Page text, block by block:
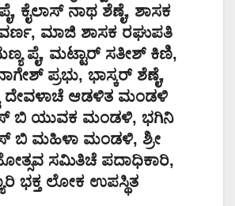
ಕೈಲಾಸ್ ನಾಥ ಶೆಣೈ, ಶಾಸಕ
ಮಾಜಿ ಶಾಸಕ ರಘುಪತಿ
ಪೈ, ಮಟ್ಟಾರ್ ಸತೀಶ್ ಕಿಣಿ,
ಪ್ರಭು, ಭಾಸ್ಕರ್ ಶೆಣೈ,
ದೇವಳಾಚೆ ಆಡಳಿತ ಮಂಡಳಿ
ಬಿ ಯುವಕ ಮಂಡಳಿ, ಭಗಿನಿ
ಬಿ ಮಹಿಳಾ ಮಂಡಳಿ, ಶ್ರೀ
ಸಮಿತಿಚೆ ಪದಾಧಿಕಾರಿ,
ಭಕ್ತ ಲೋಕ ಉಪಸ್ಥಿತ